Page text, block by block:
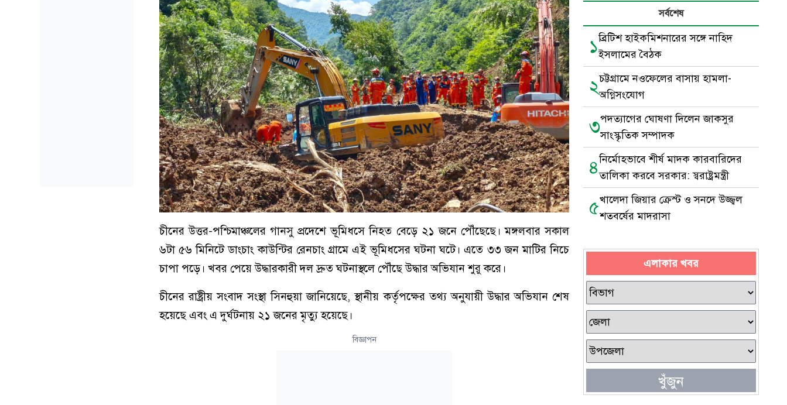
চীনের উত্তর-পশ্চিমাঞ্চলের গানসু প্রদেশে ভূমিধসে নিহত বেড়ে ২১ জনে পৌঁছেছে। মঙ্গলবার সকাল
৬টা ৫৬ মিনিটে ডাংচাং কাউন্টির রেনচাং গ্রামে এই ভূমিধসের ঘটনা ঘটে। এতে ৩৩ জন মাটির নিচে
চাপা পড়ে। খবর পেয়ে উদ্ধারকারী দল দ্রুত ঘটনাস্থলে পৌঁছে উদ্ধার অভিযান শুরু করে।
চীনের রাষ্ট্রীয় সংবাদ সংস্থা সিনহুয়া জানিয়েছে, স্থানীয় কর্তৃপক্ষের তথ্য অনুযায়ী উদ্ধার অভিযান শেষ
হয়েছে এবং এ দুর্ঘটনায় ২১ জনের মৃত্যু হয়েছে।
বিজ্ঞাপন
সর্বশেষ
১ব্রিটিশ হাইকমিশনারের সঙ্গে নাহিদ
ইসলামের বৈঠক
২চট্টগ্রামে নওফেলের বাসায় হামলা-
অগ্নিসংযোগ
৩পদত্যাগের ঘোষণা দিলেন জাকসুর
সাংস্কৃতিক সম্পাদক
৪নির্মোহভাবে শীর্ষ মাদক কারবারিদের
তালিকা করবে সরকার: স্বরাষ্ট্রমন্ত্রী
৫খালেদা জিয়ার ক্রেস্ট ও সনদে উজ্জ্বল
শতবর্ষের মাদরাসা
এলাকার খবর
খুঁজুন